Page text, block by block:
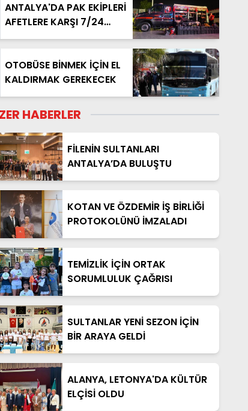
ANTALYA'DA PAK EKİPLERİ
AFETLERE KARŞI 7/24
HAZIR
OTOBÜSE BİNMEK İÇİN EL
KALDIRMAK GEREKECEK
HABERLER
FİLENİN SULTANLARI
ANTALYA’DA BULUŞTU
KOTAN VE ÖZDEMİR İŞ BİRLİĞİ
PROTOKOLÜNÜ İMZALADI
TEMİZLİK İÇİN ORTAK
SORUMLULUK ÇAĞRISI
SULTANLAR YENİ SEZON İÇİN
BİR ARAYA GELDİ
ALANYA, LETONYA'DA KÜLTÜR
ELÇİSİ OLDU